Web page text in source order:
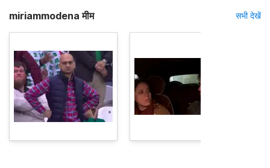
miriammodena मीम सभी देखें